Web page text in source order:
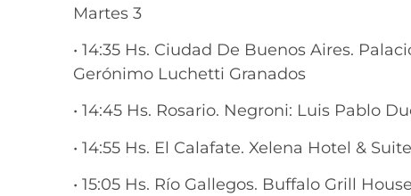
Martes 3
• 14:35 Hs. Ciudad De Buenos Aires.
Gerónimo Luchetti Granados
• 14:45 Hs. Rosario. Negroni: Luis Pablo
• 14:55 Hs. El Calafate. Xelena Hotel &
• 15:05 Hs. Río Gallegos. Buffalo Grill